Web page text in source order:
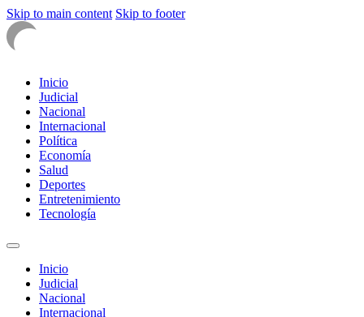
Skip to main content Skip to footer
Inicio
Judicial
Nacional
Internacional
Política
Economía
Salud
Deportes
Entretenimiento
Tecnología
Inicio
Judicial
Nacional
Internacional